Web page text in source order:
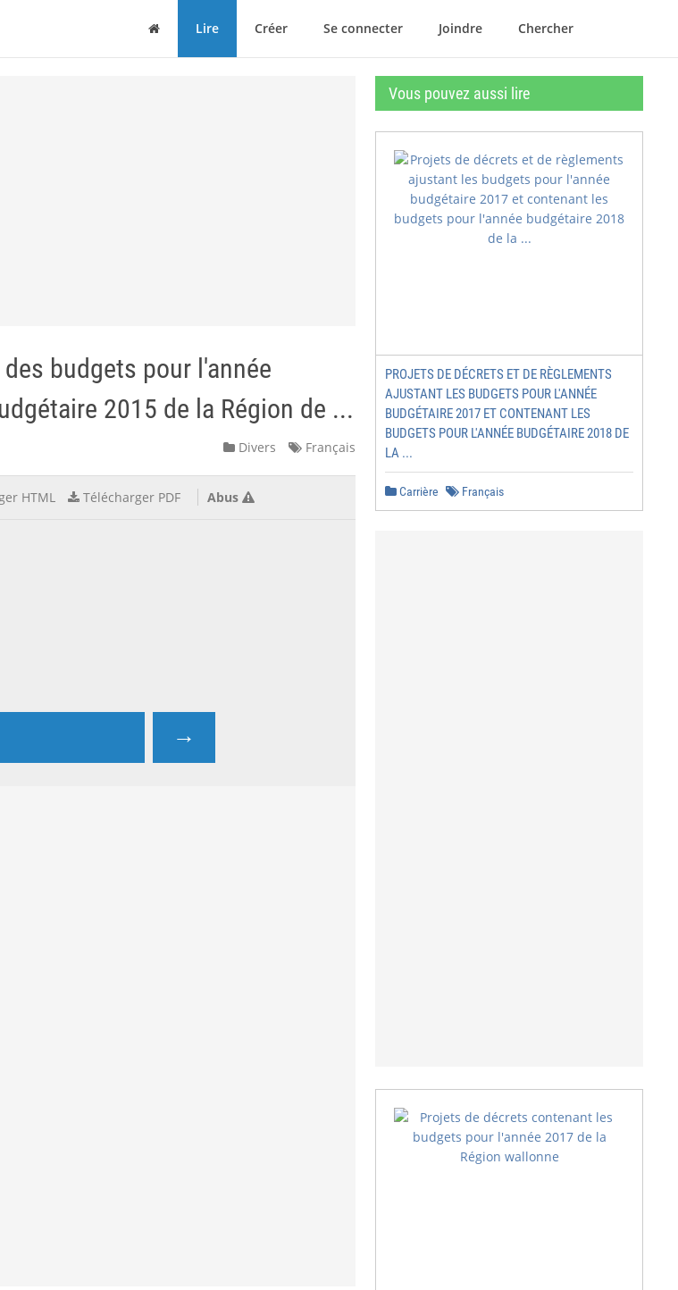
MaisonLire Créer Se connecter Joindre Chercher
budgets pour l'année
2015 de la Région de ...
Divers Français
HTML Télécharger PDF Abus
→
Vous pouvez aussi lire
PROJETS DE DÉCRETS ET DE RÈGLEMENTS
AJUSTANT LES BUDGETS POUR L'ANNÉE
BUDGÉTAIRE 2017 ET CONTENANT LES
BUDGETS POUR L'ANNÉE BUDGÉTAIRE 2018 DE
LA ...
Carrière Français